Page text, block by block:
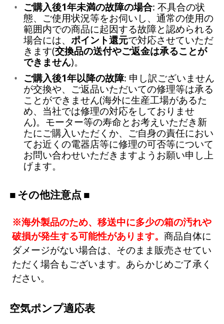
ご購入後1年未満の故障の場合: 不具合の状
態、ご使用状況等をお伺いし、通常の使用の
範囲内での商品に起因する故障と認められる
場合には、 ポイント還元で対応させていただ
きます(交換品の送付やご返金は承ることが
できません)。
ご購入後1年以降の故障: 申し訳ございません
が交換や、ご返品いただいての修理等は承る
ことができません(海外に生産工場があるた
め、当社では修理の対応をしておりませ
ん)。モーター等の寿命とお考えいただき新
たにご購入いただくか、ご自身の責任におい
てお近くの電器店等に修理の可否等について
お問い合わせいただきますようお願い申し上
げます。
その他注意点
※海外製品のため、移送中に多少の箱の汚れや
破損が発生する可能性があります。商品自体に
ダメージがない場合は、そのまま販売させてい
ただく場合もございます。あらかじめご了承く
ださい。
空気ポンプ適応表